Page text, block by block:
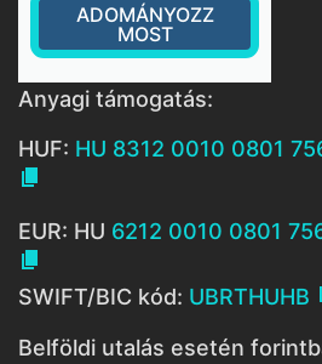
ADOMÁNYOZZ
MOST
Anyagi támogatás:
HUF: HU 8312 0010 0801

EUR: HU 6212 0010 0801

SWIFT/BIC kód: UBRTHUHB
Belföldi utalás esetén